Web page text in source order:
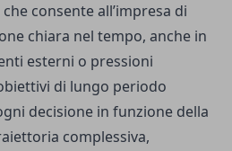
consente all’impresa di
chiara nel tempo, anche in
esterni o pressioni
di lungo periodo
decisione in funzione della
complessiva,